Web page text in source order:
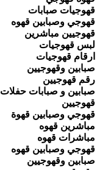
قهوجيات صبابات
قهوجي وصبابين قهوه
قهوجيين مباشرين
لبس قهوجيات
ارقام قهوجيات
صبابين وقهوجيين
رقم قهوجيين
صبابين و صبابات حفلات
قهوجيين
قهوجي وصبابين قهوة
مباشرين قهوه
مباشرات قهوه
قهوجي وصبابين قهوه
صبابين وقهوجيين